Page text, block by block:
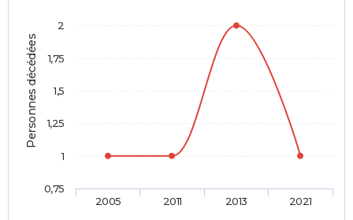
Personnes décédées
2005 2011 2013 2021
0,75
1
1,25
1,5
1,75
2